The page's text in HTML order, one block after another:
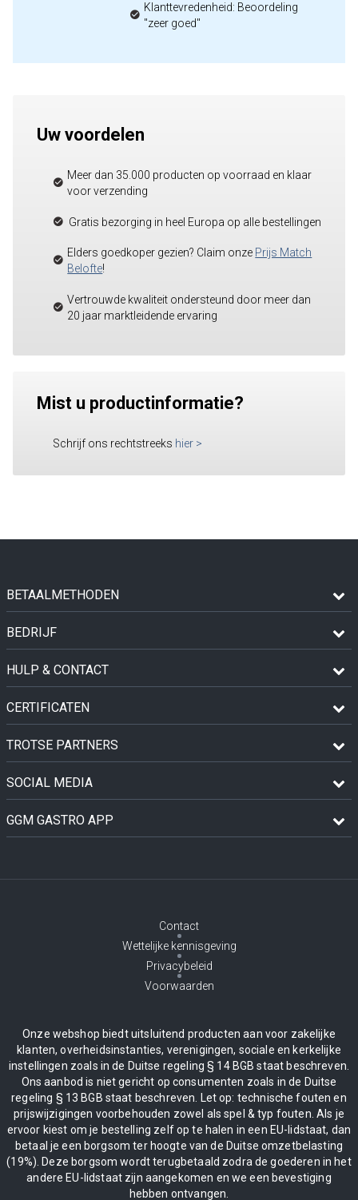
Klanttevredenheid: Beoordeling
"zeer goed"
Uw voordelen
Meer dan 35.000 producten op voorraad en klaar
voor verzending
Gratis bezorging in heel Europa op alle bestellingen
Elders goedkoper gezien? Claim onze Prijs Match
Belofte!
Vertrouwde kwaliteit ondersteund door meer dan
20 jaar marktleidende ervaring
Mist u productinformatie?
Schrijf ons rechtstreeks hier >
BETAALMETHODEN
BEDRIJF
HULP & CONTACT
CERTIFICATEN
TROTSE PARTNERS
SOCIAL MEDIA
GGM GASTRO APP
Contact
Wettelijke kennisgeving
Privacybeleid
Voorwaarden
Onze webshop biedt uitsluitend producten aan voor zakelijke
klanten, overheidsinstanties, verenigingen, sociale en kerkelijke
instellingen zoals in de Duitse regeling § 14 BGB staat beschreven.
Ons aanbod is niet gericht op consumenten zoals in de Duitse
regeling § 13 BGB staat beschreven. Let op: technische fouten en
prijswijzigingen voorbehouden zowel als spel & typ fouten. Als je
ervoor kiest om je bestelling zelf op te halen in een EU-lidstaat, dan
betaal je een borgsom ter hoogte van de Duitse omzetbelasting
(19%). Deze borgsom wordt terugbetaald zodra de goederen in het
andere EU-lidstaat zijn aangekomen en we een bevestiging
hebben ontvangen.